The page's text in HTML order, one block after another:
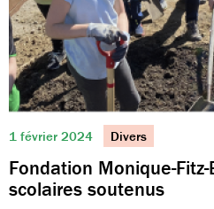
1 février 2024 Divers
Fondation Monique-
scolaires soutenus